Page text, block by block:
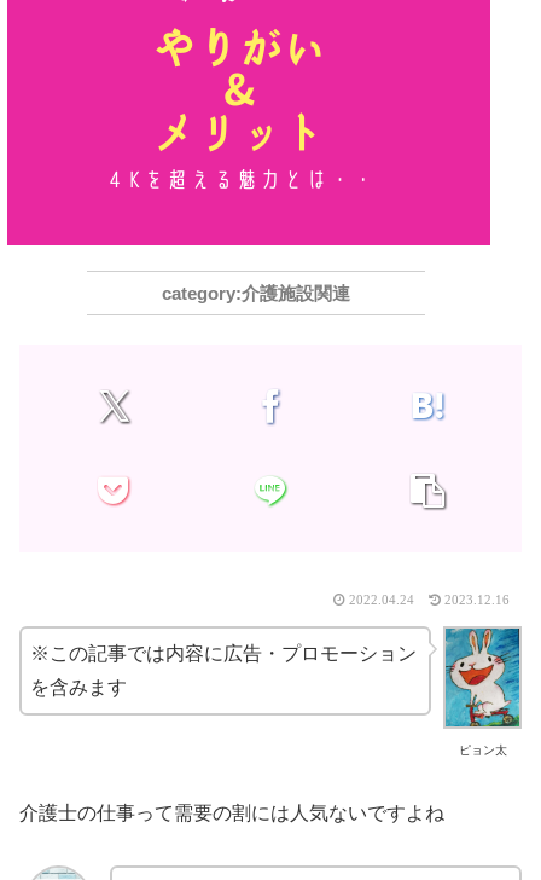
介護施設関連
2022.04.24 2023.12.16
ピョン太
※この記事では内容に広告・プロモーション
を含みます
介護士の仕事って需要の割には人気ないですよね